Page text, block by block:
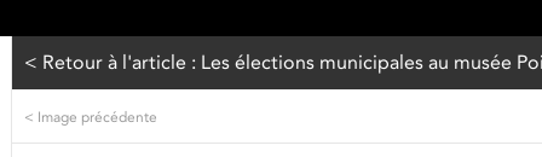
< Retour à l'article : Les élections municipales au musée
< Image précédente